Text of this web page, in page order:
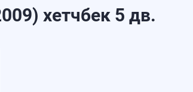
хетчбек 5 дв.